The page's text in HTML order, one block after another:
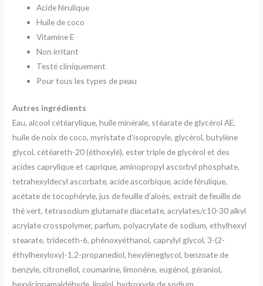
Acide férulique
Huile de coco
Vitamine E
Non irritant
Testé cliniquement
Pour tous les types de peau
Autres ingrédients
Eau, alcool cétéarylique, huile minérale, stéarate de glycérol AE,
huile de noix de coco, myristate d’isopropyle, glycérol, butylène
glycol, cétéareth-20 (éthoxylé), ester triple de glycérol et des
acides caprylique et caprique, aminopropyl ascorbyl phosphate,
tetrahexyldecyl ascorbate, acide ascorbique, acide férulique,
acétate de tocophéryle, jus de feuille d’aloès, extrait de feuille de
thé vert, tetrasodium glutamate diacetate, acrylates/c10-30 alkyl
acrylate crosspolymer, parfum, polyacrylate de sodium, ethylhexyl
stearate, trideceth-6, phénoxyéthanol, caprylyl glycol, 3-(2-
éthylhexyloxy)-1,2-propanediol, hexylèneglycol, benzoate de
benzyle, citronellol, coumarine, limonène, eugénol, géraniol,
hexylcinnamaldéhyde, linalol, hydroxyde de sodium.